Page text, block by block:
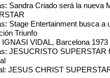
Sandra Criado será la nueva
Stage Entertainment busca
Triunfo
IGNASI VIDAL, Barcelona 1973
JESUCRISTO SUPERSTAR
JESUS CHRIST